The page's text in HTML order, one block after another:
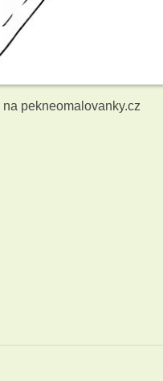
na pekneomalovanky.cz